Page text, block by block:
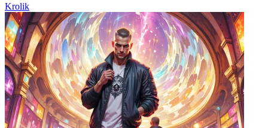
Krolik